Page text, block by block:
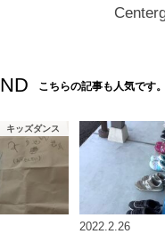
こちらの記事も人気です。
キッズダンス
2022.2.26